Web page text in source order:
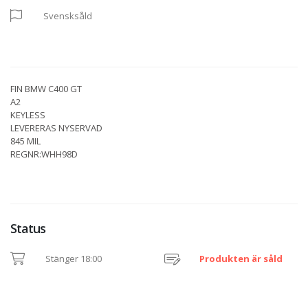
Svensksåld
FIN BMW C400 GT
A2
KEYLESS
LEVERERAS NYSERVAD
845 MIL
REGNR:WHH98D
Status
Stänger 18:00 Produkten är såld